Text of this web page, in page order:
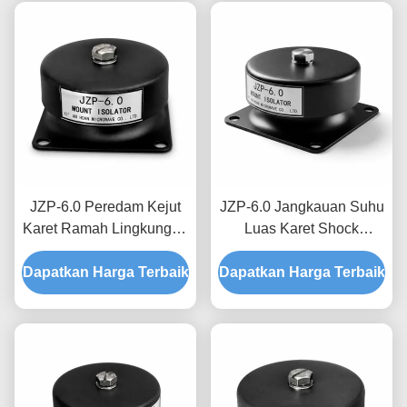
JZP-6.0 Peredam Kejut
Karet Ramah Lingkungan
Peredam Pelumas Bebas
Derit untuk Peralatan
Industri
Dapatkan Harga Terbaik
JZP-6.0 Jangkauan Suhu
Luas Karet Shock
Absorber Micro-Vibration
Filtering Damper untuk
Peralatan Presisi
Dapatkan Harga Terbaik